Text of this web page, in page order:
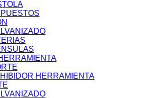
HERRAMIENTA